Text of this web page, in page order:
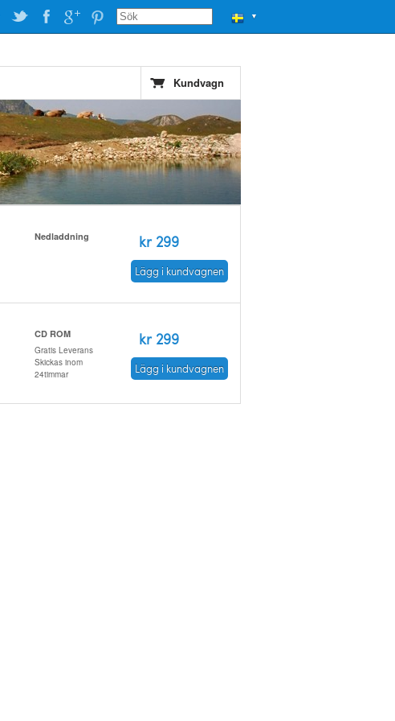
▼
Kundvagn
Nedladdning kr 299
Lägg i kundvagnen
CD ROM
Gratis Leverans
Skickas inom
24timmar
kr 299
Lägg i kundvagnen